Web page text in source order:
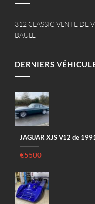
312 CLASSIC VENTE DE
BAULE
DERNIERS
JAGUAR XJS V12 de
€5500